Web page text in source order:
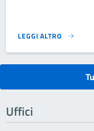
LEGGI ALTRO
COMUNICAZIONE DI
Uffici